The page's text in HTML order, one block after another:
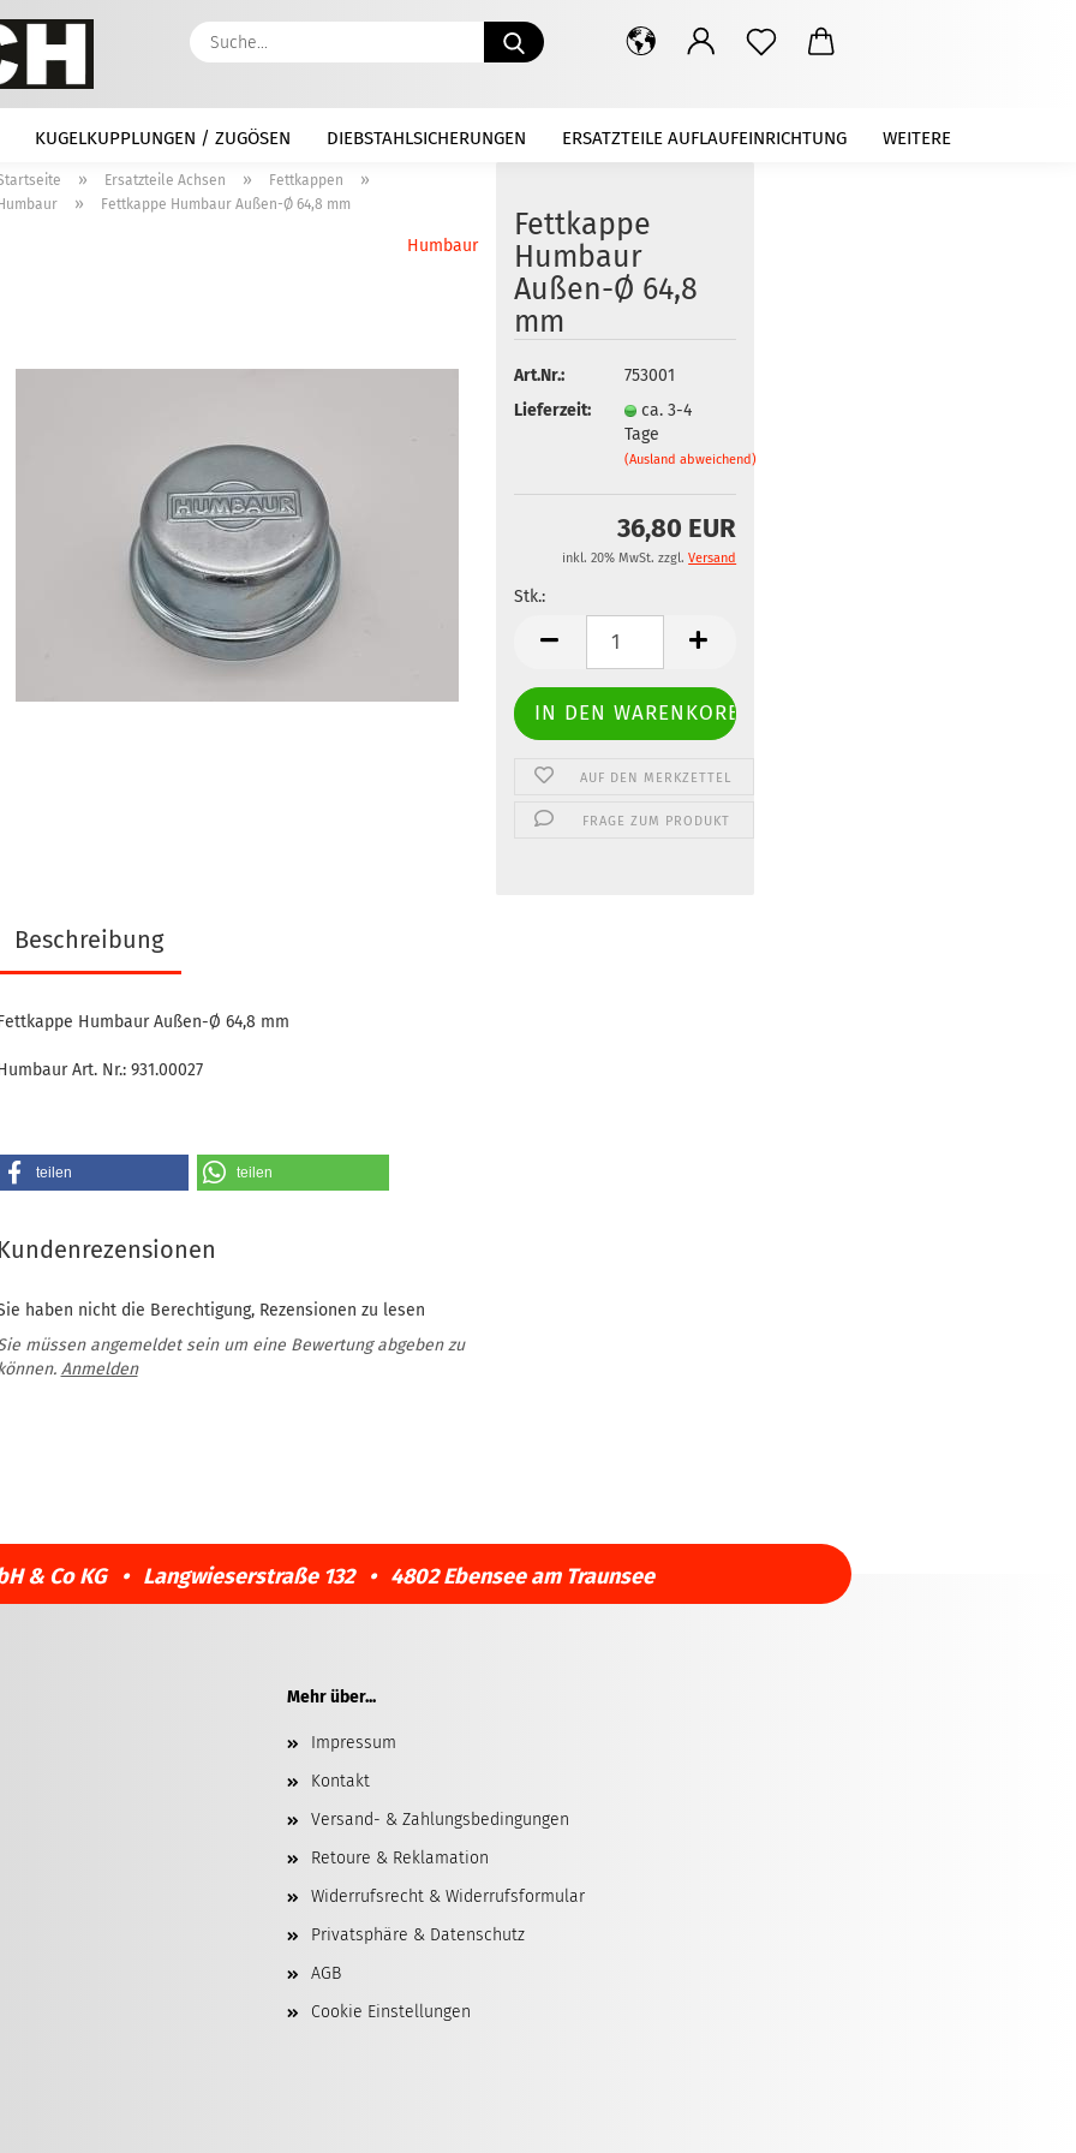
Suche...
KUGELKUPPLUNGEN / ZUGÖSEN DIEBSTAHLSICHERUNGEN ERSATZTEILE AUFLAUFEINRICHTUNG WEITERE
» Ersatzteile Achsen » Fettkappen »
Humbaur » Fettkappe Humbaur Außen-Ø 64,8 mm
Humbaur
Fettkappe
Humbaur
Außen-Ø 64,8
mm
Art.Nr.:
753001
Lieferzeit:
ca. 3-4
Tage
(Ausland abweichend)
36,80 EUR
inkl. 20% MwSt. zzgl.Versand
Stk.:
AUF DEN MERKZETTEL
FRAGE ZUM PRODUKT
Beschreibung
Humbaur Außen-Ø 64,8 mm
Art. Nr.: 931.00027
teilen teilen
Kundenrezensionen
haben nicht die Berechtigung, Rezensionen zu lesen
müssen angemeldet sein um eine Bewertung abgeben zu
Anmelden
& Co KG • Langwieserstraße 132 • 4802 Ebensee am Traunsee
Mehr über...
Impressum
Kontakt
Versand- & Zahlungsbedingungen
Retoure & Reklamation
Widerrufsrecht & Widerrufsformular
Privatsphäre & Datenschutz
AGB
Cookie Einstellungen